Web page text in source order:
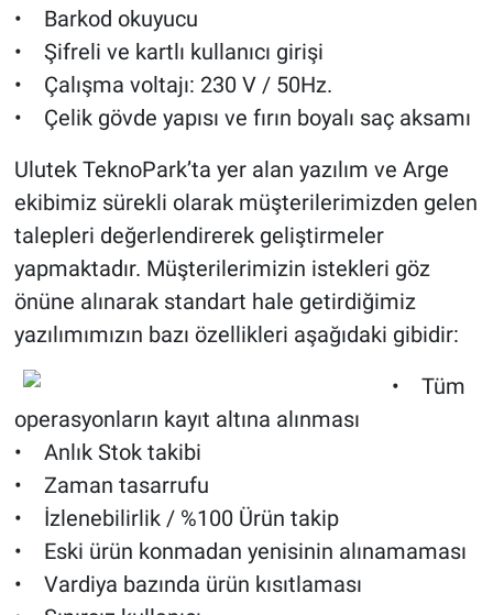
• Barkod okuyucu
• Şifreli ve kartlı kullanıcı girişi
• Çalışma voltajı: 230 V / 50Hz.
• Çelik gövde yapısı ve fırın boyalı saç aksamı
Ulutek TeknoPark’ta yer alan yazılım ve Arge
ekibimiz sürekli olarak müşterilerimizden gelen
talepleri değerlendirerek geliştirmeler
yapmaktadır. Müşterilerimizin istekleri göz
önüne alınarak standart hale getirdiğimiz
yazılımımızın bazı özellikleri aşağıdaki gibidir:
• Tüm
operasyonların kayıt altına alınması
• Anlık Stok takibi
• Zaman tasarrufu
• İzlenebilirlik / %100 Ürün takip
• Eski ürün konmadan yenisinin alınamaması
• Vardiya bazında ürün kısıtlaması